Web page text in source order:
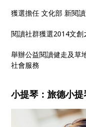
獲選擔任 文化部 新閱
閱讀社群獲選2014文創
舉辦公益閱讀健走及草
社會服務
小提琴：旅德小